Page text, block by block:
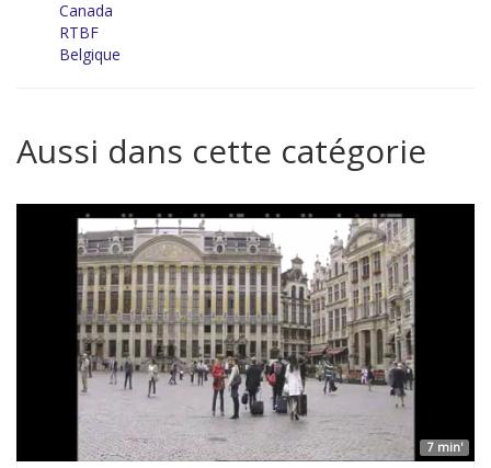
Canada
RTBF
Belgique
Aussi dans cette catégorie
7 min'